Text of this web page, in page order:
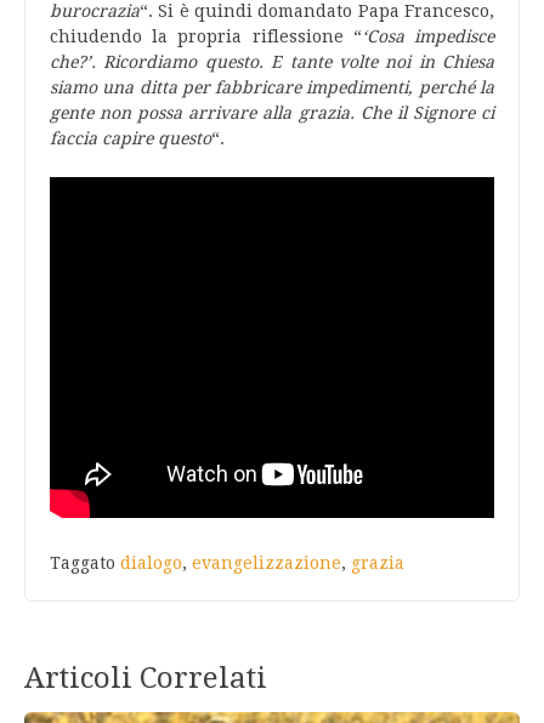
burocrazia“. Si è quindi domandato Papa Francesco,
chiudendo la propria riflessione “‘Cosa impedisce
che?’. Ricordiamo questo. E tante volte noi in Chiesa
siamo una ditta per fabbricare impedimenti, perché la
gente non possa arrivare alla grazia. Che il Signore ci
faccia capire questo“.
Taggato dialogo, evangelizzazione, grazia
Articoli Correlati